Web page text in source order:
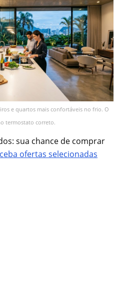
e quartos mais confortáveis no frio. O
termostato correto.
sua chance de comprar
ofertas selecionadas